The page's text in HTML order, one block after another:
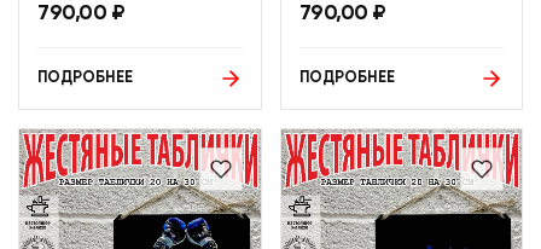
790,00 ₽
ПОДРОБНЕЕ
790,00 ₽
ПОДРОБНЕЕ